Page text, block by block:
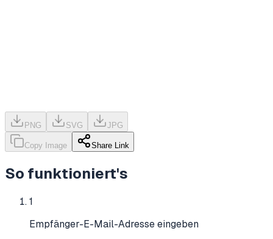
PNG SVG JPG
Copy Image Share Link
So funktioniert's
1
Empfänger-E-Mail-Adresse eingeben